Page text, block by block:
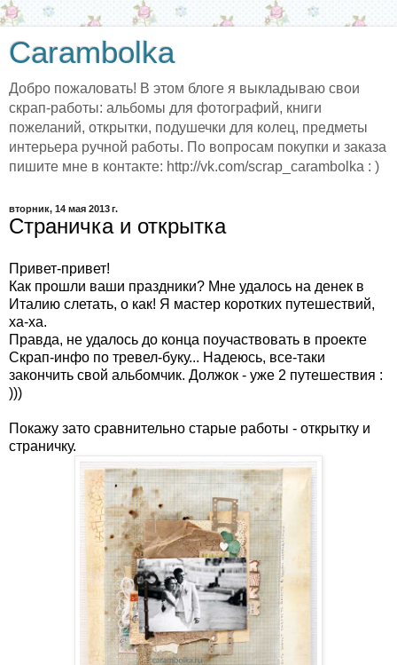
Carambolka
Добро пожаловать! В этом блоге я выкладываю свои
скрап-работы: альбомы для фотографий, книги
пожеланий, открытки, подушечки для колец, предметы
интерьера ручной работы. По вопросам покупки и заказа
пишите мне в контакте: http://vk.com/scrap_carambolka : )
вторник, 14 мая 2013 г.
Страничка и открытка
Привет-привет!
Как прошли ваши праздники? Мне удалось на денек в
Италию слетать, о как! Я мастер коротких путешествий,
ха-ха.
Правда, не удалось до конца поучаствовать в проекте
Скрап-инфо по тревел-буку... Надеюсь, все-таки
закончить свой альбомчик. Должок - уже 2 путешествия :
)))
Покажу зато сравнительно старые работы - открытку и
страничку.